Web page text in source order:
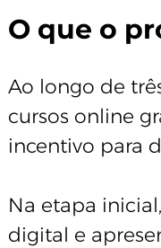
O que o
Ao longo de
cursos online
incentivo para
Na etapa
digital e